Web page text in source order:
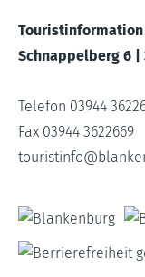
Touristinformation
Schnappelberg 6 |
Telefon 03944
Fax 03944 3622669
touristinfo@